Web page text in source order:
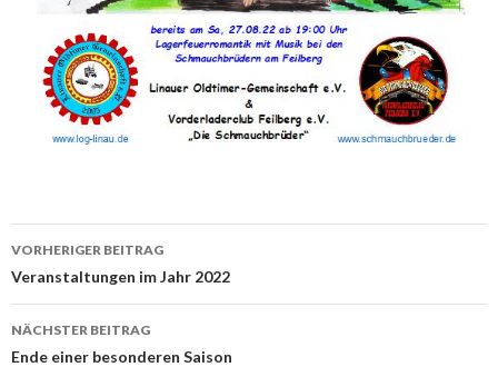
Beitrags-
Navigation
VORHERIGER BEITRAG
Veranstaltungen im Jahr 2022
NÄCHSTER BEITRAG
Ende einer besonderen Saison